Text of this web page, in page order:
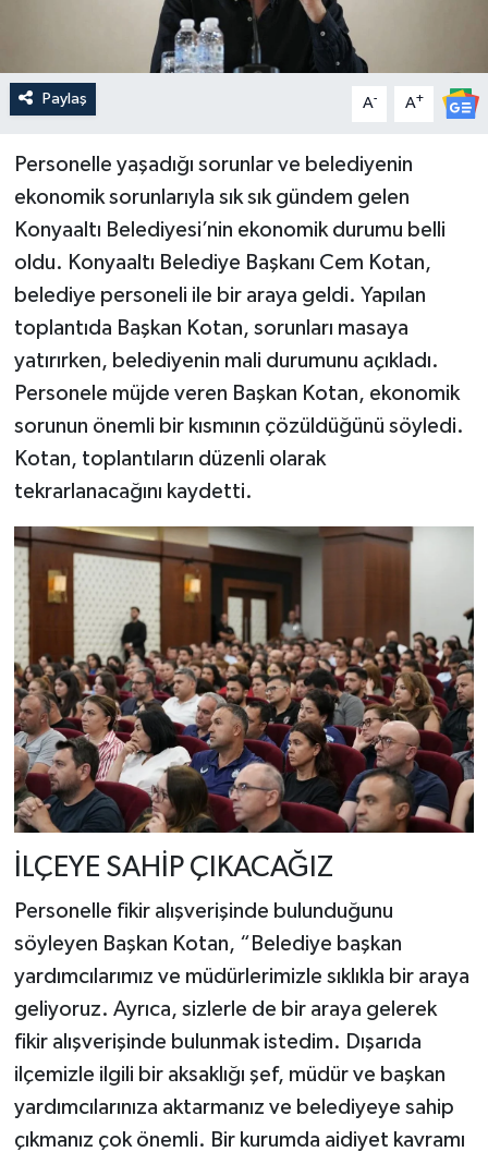
Paylaş A- A+
Personelle yaşadığı sorunlar ve belediyenin
ekonomik sorunlarıyla sık sık gündem gelen
Konyaaltı Belediyesi’nin ekonomik durumu belli
oldu. Konyaaltı Belediye Başkanı Cem Kotan,
belediye personeli ile bir araya geldi. Yapılan
toplantıda Başkan Kotan, sorunları masaya
yatırırken, belediyenin mali durumunu açıkladı.
Personele müjde veren Başkan Kotan, ekonomik
sorunun önemli bir kısmının çözüldüğünü söyledi.
Kotan, toplantıların düzenli olarak
tekrarlanacağını kaydetti.
İLÇEYE SAHİP ÇIKACAĞIZ
Personelle fikir alışverişinde bulunduğunu
söyleyen Başkan Kotan, “Belediye başkan
yardımcılarımız ve müdürlerimizle sıklıkla bir araya
geliyoruz. Ayrıca, sizlerle de bir araya gelerek
fikir alışverişinde bulunmak istedim. Dışarıda
ilçemizle ilgili bir aksaklığı şef, müdür ve başkan
yardımcılarınıza aktarmanız ve belediyeye sahip
çıkmanız çok önemli. Bir kurumda aidiyet kavramı
Sağlık & Yaşam